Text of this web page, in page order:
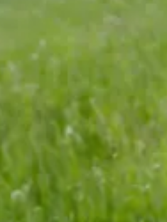
der eigenen
Planbare Energiekosten
Mehr Unabhängigkeit vom
Langfristige Entlastung des
Den Werterhalt und die
Beratung vereinbaren